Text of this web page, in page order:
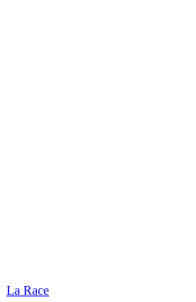
La Race